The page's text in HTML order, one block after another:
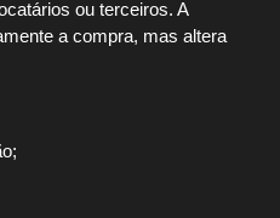
ou terceiros. A
a compra, mas altera